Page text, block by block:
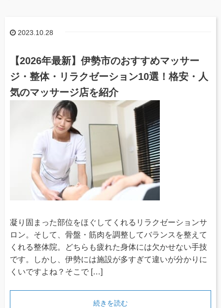
2023.10.28
【2026年最新】伊勢市のおすすめマッサー
ジ・整体・リラクゼーション10選！格安・人
気のマッサージ店を紹介
凝り固まった部位をほぐしてくれるリラクゼーションサ
ロン。そして、骨盤・筋肉を調整してバランスを整えて
くれる整体院。どちらも疲れた身体には欠かせない手技
です。しかし、伊勢には施設が多すぎて違いが分かりに
くいですよね？そこで […]
続きを読む